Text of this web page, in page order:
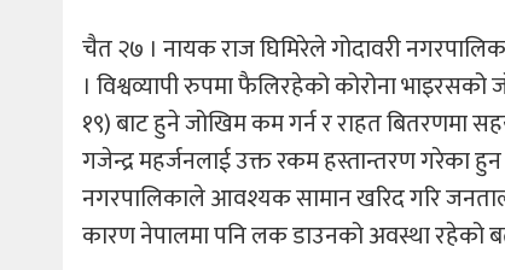
चैत २७ । नायक राज घिमिरेले गोदावरी
। विश्वव्यापी रुपमा फैलिरहेको कोरोना
१९) बाट हुने जोखिम कम गर्न र राहत बितरणमा
गजेन्द्र महर्जनलाई उक्त रकम हस्तान्तरण गरेका
नगरपालिकाले आवश्यक सामान खरिद गरि
कारण नेपालमा पनि लक डाउनको अवस्था रहेको